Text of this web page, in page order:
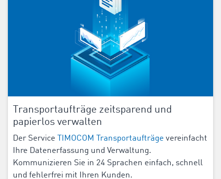
Transportaufträge zeitsparend und
papierlos verwalten
Der Service TIMOCOM Transportaufträge vereinfacht
Ihre Datenerfassung und Verwaltung.
Kommunizieren Sie in 24 Sprachen einfach, schnell
und fehlerfrei mit Ihren Kunden.